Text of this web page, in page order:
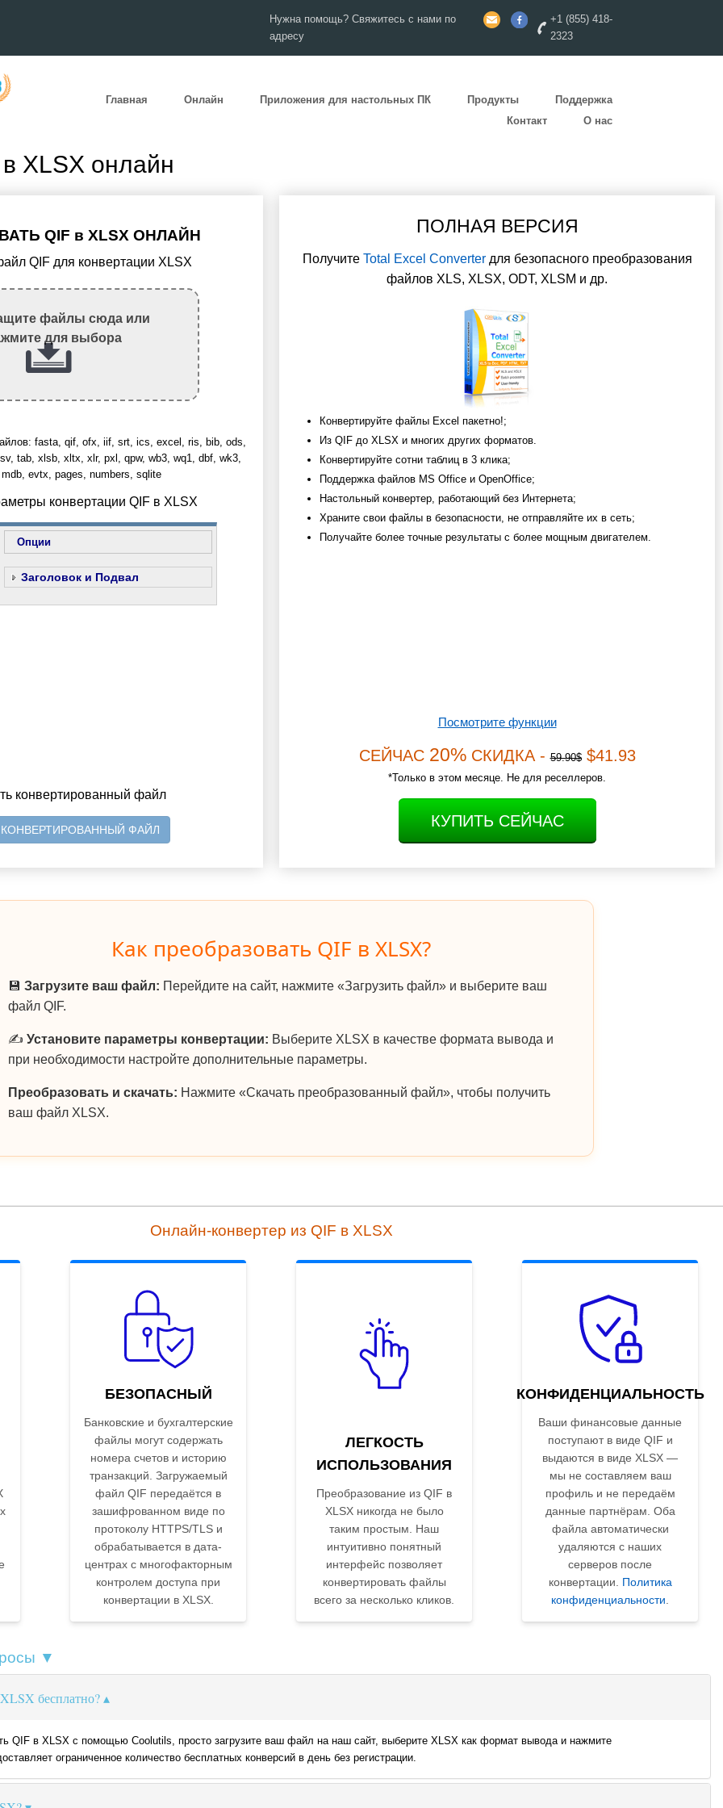
Нужна помощь? Свяжитесь с нами по
адресу
+1 (855) 418-
2323
Главная Онлайн Приложения для настольных ПК Продукты
Поддержка
Контакт
О нас
XLSX онлайн
QIF в XLSX ОНЛАЙН
QIF для конвертации XLSX
файлы сюда или
для выбора
fasta, qif, ofx, iif, srt, ics, excel, ris, bib, ods,
tab, xlsb, xltx, xlr, pxl, qpw, wb3, wq1, dbf, wk3,
evtx, pages, numbers, sqlite
конвертации QIF в XLSX
Опции
Заголовок и Подвал
конвертированный файл
КОНВЕРТИРОВАННЫЙ ФАЙЛ
ПОЛНАЯ ВЕРСИЯ
Получите Total Excel Converterдля безопасного преобразования
файлов XLS, XLSX, ODT, XLSM и др.
Конвертируйте файлы Excel пакетно!;
Из QIF до XLSX и многих других форматов.
Конвертируйте сотни таблиц в 3 клика;
Поддержка файлов MS Office и OpenOffice;
Настольный конвертер, работающий без Интернета;
Храните свои файлы в безопасности, не отправляйте их в сеть;
Получайте более точные результаты с более мощным двигателем.
Посмотрите функции
СЕЙЧАС 20%СКИДКА -59.90$$41.93
*Только в этом месяце. Не для реселлеров.
КУПИТЬ СЕЙЧАС
Как преобразовать QIF в XLSX?
💾 Загрузите ваш файл: Перейдите на сайт, нажмите «Загрузить файл» и выберите ваш
файл QIF.
✍️ Установите параметры конвертации: Выберите XLSX в качестве формата вывода и
при необходимости настройте дополнительные параметры.
Преобразовать и скачать: Нажмите «Скачать преобразованный файл», чтобы получить
ваш файл XLSX.
Онлайн-конвертер из QIF в XLSX
БЕЗОПАСНЫЙ
Банковские и бухгалтерские
файлы могут содержать
номера счетов и историю
транзакций. Загружаемый
файл QIF передаётся в
зашифрованном виде по
протоколу HTTPS/TLS и
обрабатывается в дата-
центрах с многофакторным
контролем доступа при
конвертации в XLSX.
ЛЕГКОСТЬ
ИСПОЛЬЗОВАНИЯ
Преобразование из QIF в
XLSX никогда не было
таким простым. Наш
интуитивно понятный
интерфейс позволяет
конвертировать файлы
всего за несколько кликов.
КОНФИДЕНЦИАЛЬНОСТЬ
Ваши финансовые данные
поступают в виде QIF и
выдаются в виде XLSX —
мы не составляем ваш
профиль и не передаём
данные партнёрам. Оба
файла автоматически
удаляются с наших
серверов после
конвертации. Политика
конфиденциальности
▼
бесплатно?
QIF в XLSX с помощью Coolutils, просто загрузите ваш файл на наш сайт, выберите XLSX как формат вывода и нажмите
ограниченное количество бесплатных конверсий в день без регистрации.